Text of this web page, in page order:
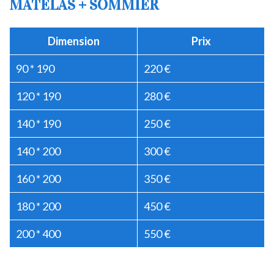
MATELAS + SOMMIER
Dimension Prix
90 * 190 220 €
120 * 190 280 €
140 * 190 250 €
140 * 200 300 €
160 * 200 350 €
180 * 200 450 €
200 * 400 550 €